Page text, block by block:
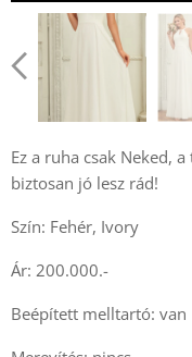
Ez a ruha csak Neked,
biztosan jó lesz rád!
Szín: Fehér, Ivory
Ár: 200.000.-
Beépített melltartó: van